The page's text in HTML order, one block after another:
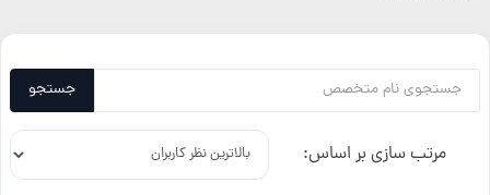
جستجو
مرتب سازی بر اساس: